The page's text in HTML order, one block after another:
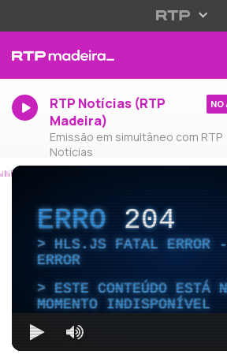
RTP Notícias (RTP
Madeira)
Emissão em simultâneo com RTP
Notícias
NO
ERRO204
HLS.JS FATAL ERROR -
ERROR
ESTE CONTEÚDO ESTÁ
MOMENTO INDISPONÍVEL